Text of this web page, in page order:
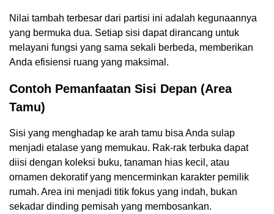
Nilai tambah terbesar dari partisi ini adalah kegunaannya
yang bermuka dua. Setiap sisi dapat dirancang untuk
melayani fungsi yang sama sekali berbeda, memberikan
Anda efisiensi ruang yang maksimal.
Contoh Pemanfaatan Sisi Depan (Area
Tamu)
Sisi yang menghadap ke arah tamu bisa Anda sulap
menjadi etalase yang memukau. Rak-rak terbuka dapat
diisi dengan koleksi buku, tanaman hias kecil, atau
ornamen dekoratif yang mencerminkan karakter pemilik
rumah. Area ini menjadi titik fokus yang indah, bukan
sekadar dinding pemisah yang membosankan.